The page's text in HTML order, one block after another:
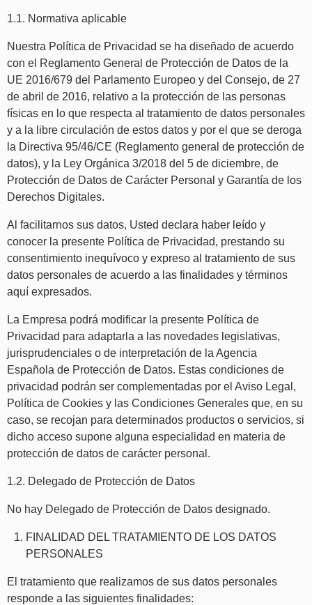
1.1. Normativa aplicable
Nuestra Política de Privacidad se ha diseñado de acuerdo
con el Reglamento General de Protección de Datos de la
UE 2016/679 del Parlamento Europeo y del Consejo, de 27
de abril de 2016, relativo a la protección de las personas
físicas en lo que respecta al tratamiento de datos personales
y a la libre circulación de estos datos y por el que se deroga
la Directiva 95/46/CE (Reglamento general de protección de
datos), y la Ley Orgánica 3/2018 del 5 de diciembre, de
Protección de Datos de Carácter Personal y Garantía de los
Derechos Digitales.
Al facilitarnos sus datos, Usted declara haber leído y
conocer la presente Política de Privacidad, prestando su
consentimiento inequívoco y expreso al tratamiento de sus
datos personales de acuerdo a las finalidades y términos
aquí expresados.
La Empresa podrá modificar la presente Política de
Privacidad para adaptarla a las novedades legislativas,
jurisprudenciales o de interpretación de la Agencia
Española de Protección de Datos. Estas condiciones de
privacidad podrán ser complementadas por el Aviso Legal,
Política de Cookies y las Condiciones Generales que, en su
caso, se recojan para determinados productos o servicios, si
dicho acceso supone alguna especialidad en materia de
protección de datos de carácter personal.
1.2. Delegado de Protección de Datos
No hay Delegado de Protección de Datos designado.
FINALIDAD DEL TRATAMIENTO DE LOS DATOS
PERSONALES
El tratamiento que realizamos de sus datos personales
responde a las siguientes finalidades: